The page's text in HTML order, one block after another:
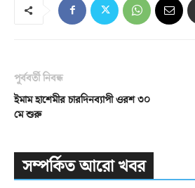
পূর্ববর্তী নিবন্ধ
ইমাম হাশেমীর চারদিনব্যাপী ওরশ ৩০
মে শুরু
সম্পর্কিত আরো খবর